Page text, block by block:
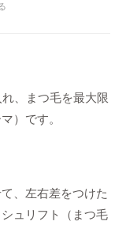
、まつ毛を最大限
）です。
、左右差をつけた
ュリフト（まつ毛